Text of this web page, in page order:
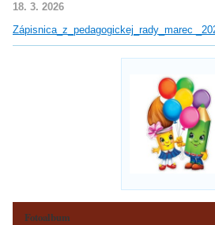
18. 3. 2026
Zápisnica_z_pedagogickej_rady_marec
Fotoalbum